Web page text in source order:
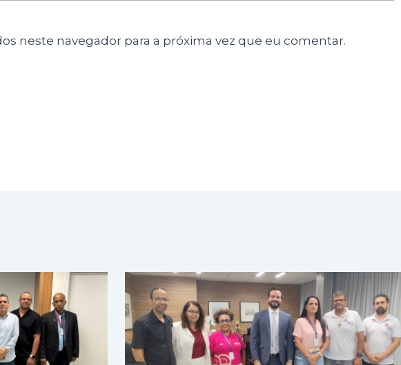
neste navegador para a próxima vez que eu comentar.